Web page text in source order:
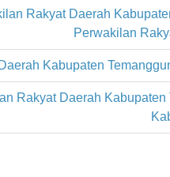
Rakyat Daerah
Perwakilan
Kabupaten
Rakyat Daerah